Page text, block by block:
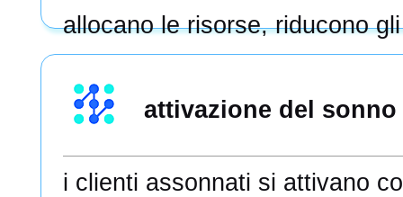
allocano le risorse, riducono
attivazione del
i clienti assonnati si attivano